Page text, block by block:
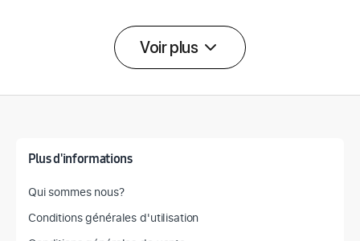
Voir plus
Plus d'informations
Qui sommes nous?
Conditions générales d'utilisation